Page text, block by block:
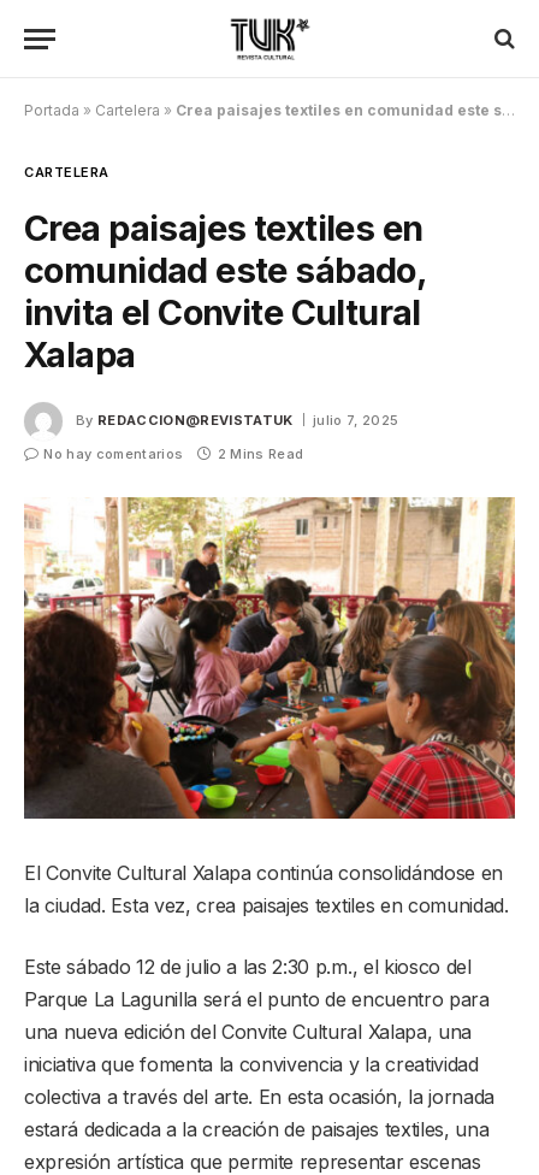
Portada » Cartelera » Crea paisajes textiles en comunidad este sábado, invita el Convite Cultural Xalapa
CARTELERA
Crea paisajes textiles en
comunidad este sábado,
invita el Convite Cultural
Xalapa
By REDACCION@REVISTATUK
julio 7, 2025
No hay comentarios
2 Mins Read
El Convite Cultural Xalapa continúa consolidándose en
la ciudad. Esta vez, crea paisajes textiles en comunidad.
Este sábado 12 de julio a las 2:30 p.m., el kiosco del
Parque La Lagunilla será el punto de encuentro para
una nueva edición del Convite Cultural Xalapa, una
iniciativa que fomenta la convivencia y la creatividad
colectiva a través del arte. En esta ocasión, la jornada
estará dedicada a la creación de paisajes textiles, una
expresión artística que permite representar escenas